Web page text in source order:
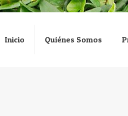
Inicio Quiénes Somos